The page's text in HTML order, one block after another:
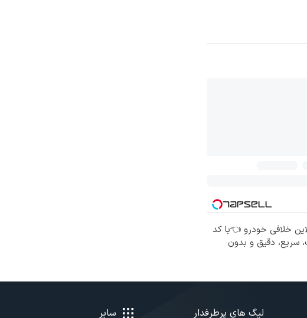
خلافی خودرو 👈با کد
سریع، دقیق و بدون
لیگ های پرطرفدار سایر